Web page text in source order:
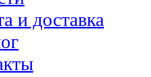
и доставка